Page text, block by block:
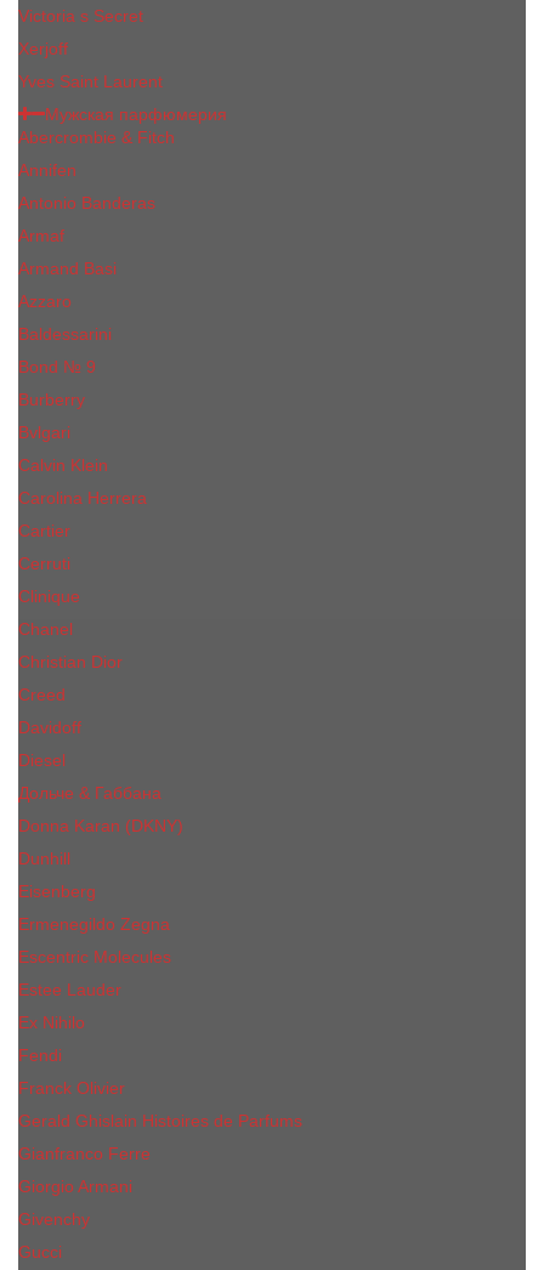
Victoria s Secret
Xerjoff
Yves Saint Laurent
Мужская парфюмерия
Abercrombie & Fitch
Annifen
Antonio Banderas
Armaf
Armand Basi
Azzaro
Baldessarini
Bond № 9
Burberry
Bvlgari
Calvin Klein
Carolina Herrera
Cartier
Cerruti
Сliniquе
Chanel
Christian Dior
Creed
Davidoff
Diesel
Дольче & Габбана
Donna Karan (DKNY)
Dunhill
Eisenberg
Ermenegildo Zegna
Escentric Molecules
Еsteе Lаudеr
Ex Nihilo
Fendi
Franck Olivier
Gerald Ghislain Histoires de Parfums
Gianfranco Ferre
Giorgio Armani
Givenchy
Gucci